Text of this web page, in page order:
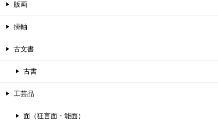
版画
掛軸
古文書
古書
工芸品
面（狂言面・能面）